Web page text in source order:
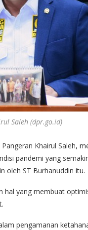
Saleh (dpr.go.id)
Khairul Saleh,
pandemi yang
oleh ST Burhanuddin itu.
yang membuat
pengamanan